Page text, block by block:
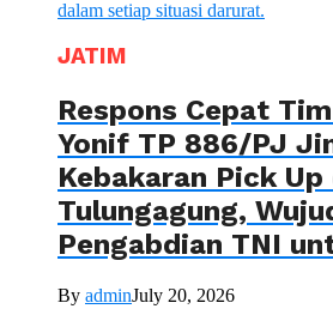
JATIM
Respons Cepat
Yonif TP 886/PJ
Kebakaran Pick Up
Tulungagung,
Pengabdian TNI
By adminJuly 20, 2026